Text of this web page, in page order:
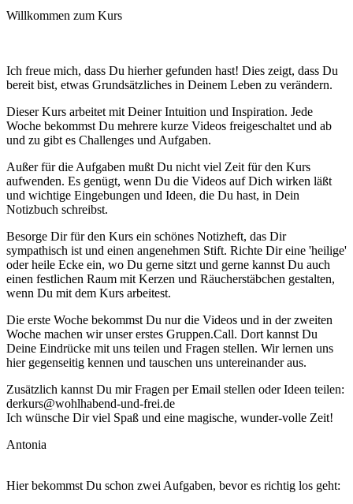
Willkommen zum Kurs
Ich freue mich, dass Du hierher gefunden hast! Dies zeigt, dass Du
bereit bist, etwas Grundsätzliches in Deinem Leben zu verändern.
Dieser Kurs arbeitet mit Deiner Intuition und Inspiration. Jede
Woche bekommst Du mehrere kurze Videos freigeschaltet und ab
und zu gibt es Challenges und Aufgaben.
Außer für die Aufgaben mußt Du nicht viel Zeit für den Kurs
aufwenden. Es genügt, wenn Du die Videos auf Dich wirken läßt
und wichtige Eingebungen und Ideen, die Du hast, in Dein
Notizbuch schreibst.
Besorge Dir für den Kurs ein schönes Notizheft, das Dir
sympathisch ist und einen angenehmen Stift. Richte Dir eine 'heilige'
oder heile Ecke ein, wo Du gerne sitzt und gerne kannst Du auch
einen festlichen Raum mit Kerzen und Räucherstäbchen gestalten,
wenn Du mit dem Kurs arbeitest.
Die erste Woche bekommst Du nur die Videos und in der zweiten
Woche machen wir unser erstes Gruppen.Call. Dort kannst Du
Deine Eindrücke mit uns teilen und Fragen stellen. Wir lernen uns
hier gegenseitig kennen und tauschen uns untereinander aus.
Zusätzlich kannst Du mir Fragen per Email stellen oder Ideen teilen:
derkurs@wohlhabend-und-frei.de
Ich wünsche Dir viel Spaß und eine magische, wunder-volle Zeit!
Antonia
Hier bekommst Du schon zwei Aufgaben, bevor es richtig los geht: